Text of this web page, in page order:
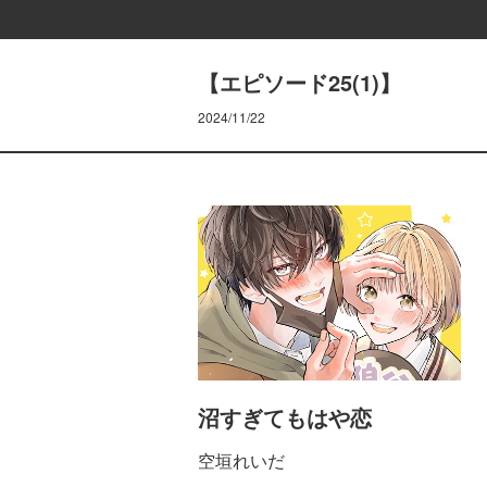
【エピソード25(1)】
2024/11/22
沼すぎてもはや恋
空垣れいだ